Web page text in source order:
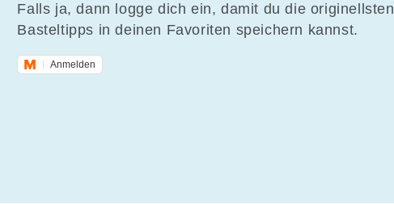
Falls ja, dann logge dich ein, damit du die originellsten
Basteltipps in deinen Favoriten speichern kannst.
Anmelden